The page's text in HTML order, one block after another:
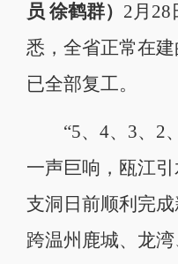
员 徐鹤群） 2月28
悉，全省正常在
已全部复工。
“5、4、3、2、
一声巨响，瓯江
支洞日前顺利完
跨温州鹿城、龙